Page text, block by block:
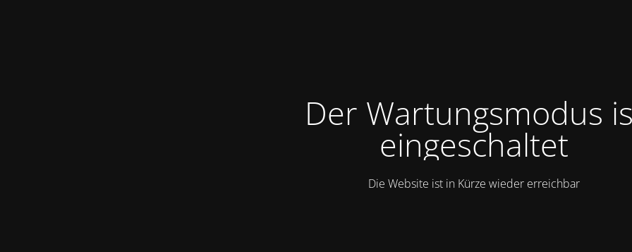
Der Wartungsmodus
eingeschaltet
Die Website ist in Kürze wieder erreichbar